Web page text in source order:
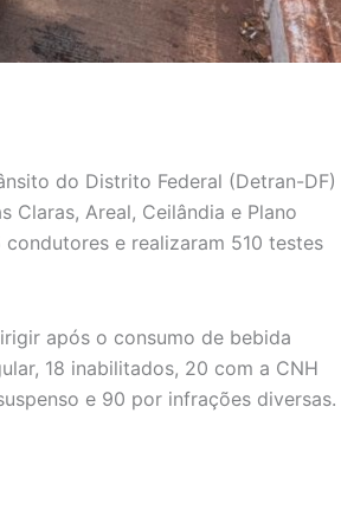
do Distrito Federal (Detran-DF)
Claras, Areal, Ceilândia e Plano
e realizaram 510 testes
após o consumo de bebida
18 inabilitados, 20 com a CNH
e 90 por infrações diversas.